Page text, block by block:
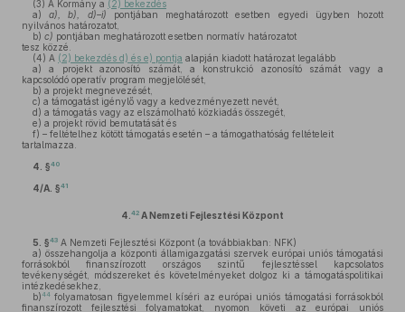
(3) A Kormány a (2) bekezdés
a)
a), b), d)–i) pontjában meghatározott esetben egyedi ügyben hozott
nyilvános határozatot,
b) c) pontjában meghatározott esetben normatív határozatot
tesz közzé.
(4) A (2) bekezdés d) és e) pontja alapján kiadott határozat legalább
a) a projekt azonosító számát, a konstrukció azonosító számát vagy a
kapcsolódó operatív program megjelölését,
b) a projekt megnevezését,
c) a támogatást igénylő vagy a kedvezményezett nevét,
d) a támogatás vagy az elszámolható közkiadás összegét,
e) a projekt rövid bemutatását és
f) – feltételhez kötött támogatás esetén – a támogathatóság feltételeit
tartalmazza.
4. §40
4/A. §41
4. 42 A Nemzeti Fejlesztési Központ
5. §43 A Nemzeti Fejlesztési Központ (a továbbiakban: NFK)
a) összehangolja a központi államigazgatási szervek európai uniós támogatási
forrásokból finanszírozott országos szintű fejlesztéssel kapcsolatos
tevékenységét, módszereket és követelményeket dolgoz ki a támogatáspolitikai
intézkedésekhez,
b)44 folyamatosan figyelemmel kíséri az európai uniós támogatási forrásokból
finanszírozott fejlesztési folyamatokat, nyomon követi az európai uniós